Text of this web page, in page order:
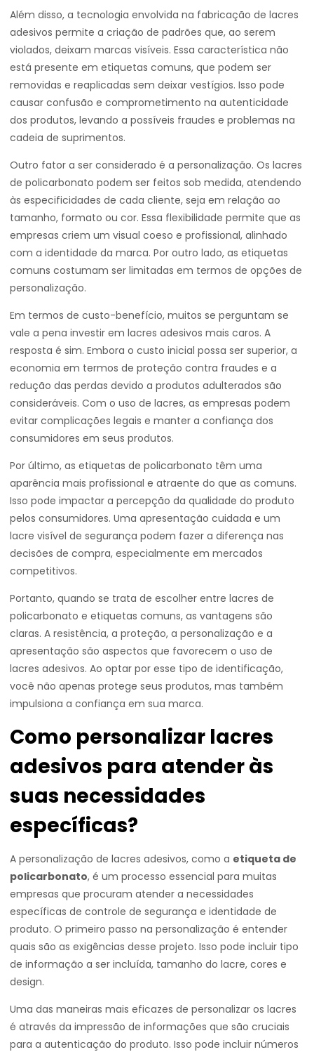
Além disso, a tecnologia envolvida na fabricação de lacres
adesivos permite a criação de padrões que, ao serem
violados, deixam marcas visíveis. Essa característica não
está presente em etiquetas comuns, que podem ser
removidas e reaplicadas sem deixar vestígios. Isso pode
causar confusão e comprometimento na autenticidade
dos produtos, levando a possíveis fraudes e problemas na
cadeia de suprimentos.
Outro fator a ser considerado é a personalização. Os lacres
de policarbonato podem ser feitos sob medida, atendendo
às especificidades de cada cliente, seja em relação ao
tamanho, formato ou cor. Essa flexibilidade permite que as
empresas criem um visual coeso e profissional, alinhado
com a identidade da marca. Por outro lado, as etiquetas
comuns costumam ser limitadas em termos de opções de
personalização.
Em termos de custo-benefício, muitos se perguntam se
vale a pena investir em lacres adesivos mais caros. A
resposta é sim. Embora o custo inicial possa ser superior, a
economia em termos de proteção contra fraudes e a
redução das perdas devido a produtos adulterados são
consideráveis. Com o uso de lacres, as empresas podem
evitar complicações legais e manter a confiança dos
consumidores em seus produtos.
Por último, as etiquetas de policarbonato têm uma
aparência mais profissional e atraente do que as comuns.
Isso pode impactar a percepção da qualidade do produto
pelos consumidores. Uma apresentação cuidada e um
lacre visível de segurança podem fazer a diferença nas
decisões de compra, especialmente em mercados
competitivos.
Portanto, quando se trata de escolher entre lacres de
policarbonato e etiquetas comuns, as vantagens são
claras. A resistência, a proteção, a personalização e a
apresentação são aspectos que favorecem o uso de
lacres adesivos. Ao optar por esse tipo de identificação,
você não apenas protege seus produtos, mas também
impulsiona a confiança em sua marca.
Como personalizar lacres
adesivos para atender às
suas necessidades
específicas?
A personalização de lacres adesivos, como a etiqueta de
policarbonato, é um processo essencial para muitas
empresas que procuram atender a necessidades
específicas de controle de segurança e identidade de
produto. O primeiro passo na personalização é entender
quais são as exigências desse projeto. Isso pode incluir tipo
de informação a ser incluída, tamanho do lacre, cores e
design.
Uma das maneiras mais eficazes de personalizar os lacres
é através da impressão de informações que são cruciais
para a autenticação do produto. Isso pode incluir números